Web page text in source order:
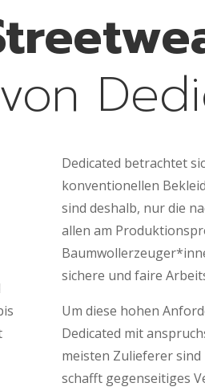
Dedicated betrachtet
konventionellen
sind deshalb, nur die
allen am
sichere und faire
Um diese hohen
Dedicated mit
meisten Zulieferer
schafft gegenseitiges